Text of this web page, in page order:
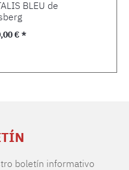
BLEU de
€ *
boletín informativo